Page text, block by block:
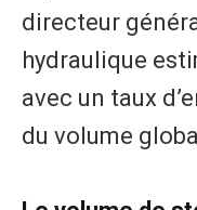
directeur
hydraulique
avec un taux
du volume